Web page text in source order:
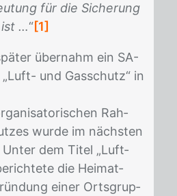
für die Sicherung
…“[1]
über­nahm ein SA-
und Gas­schutz“ in
Rah­
wur­de im nächs­ten
dem Ti­tel „Luft­
die Hei­mat­
ei­ner Orts­grup­